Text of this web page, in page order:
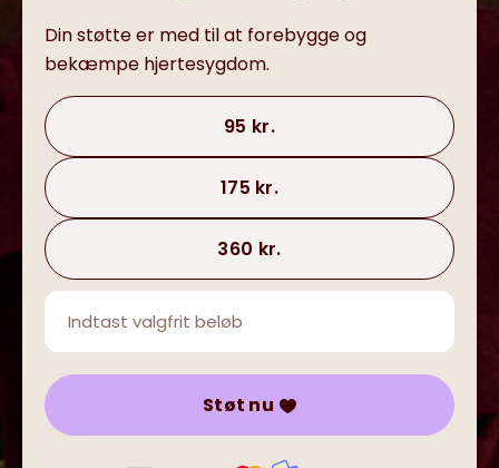
Din støtte er med til at forebygge og
bekæmpe hjertesygdom.
95 kr.
175 kr.
360 kr.
Støt nu